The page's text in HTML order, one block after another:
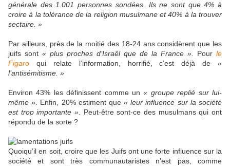
générale des 1.001 personnes sondées. Ils ne sont que 4% à
croire à la tolérance de la religion musulmane et 40% à la trouver
sectaire. »
Par ailleurs, près de la moitié des 18-24 ans considèrent que les
juifs sont « plus proches d’Israël que de la France ». Pour le
Figaro qui relate l’information, horrifié, c’est déjà de «
l’antisémitisme. »
Environ 43% les définissent comme un« groupe replié sur lui-
même » . Enfin, 20% estiment que« leur influence sur la société
est trop importante » . Peut-être sont-ce des musulmans qui ont
répondu de la sorte ?
Quoiqu’il en soit, croire que les Juifs ont une forte influence sur la
société et sont très communautaristes n’est pas, comme